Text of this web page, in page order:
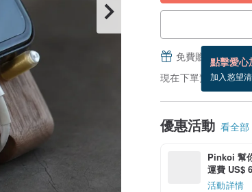
點擊愛心
加入慾望
免費贈送電子賀
現在下單預估 8/
優惠活動 看全部
Pinkoi 幫
運費 US$
活動詳情